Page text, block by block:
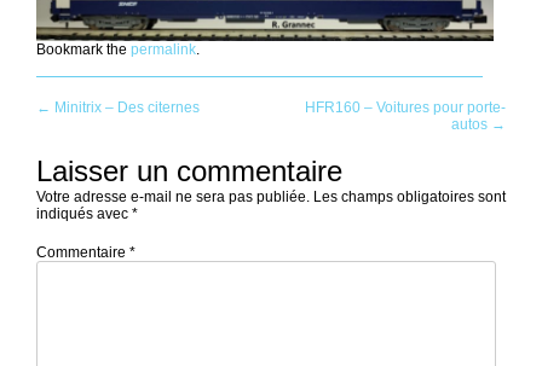
Bookmark the permalink.
Post
navigation
← Minitrix – Des citernes
HFR160 – Voitures pour porte-
autos →
Laisser un commentaire
Votre adresse e-mail ne sera pas publiée. Les champs obligatoires sont
indiqués avec *
Commentaire *